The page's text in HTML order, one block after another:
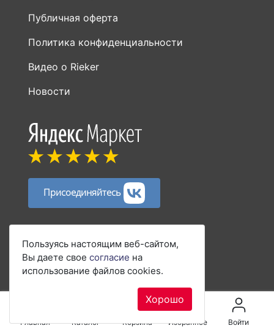
Публичная оферта
Политика конфиденциальности
Видео о Rieker
Новости
Присоединяйтесь
Пользуясь настоящим веб-сайтом,
Вы даете свое согласие на
использование файлов cookies.
Хорошо
Главная Каталог Корзина Избранное Войти